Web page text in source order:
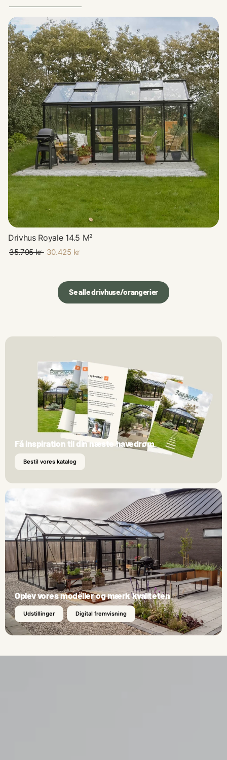
Drivhus Royale 14.5 M²
35.795 kr 30.425 kr
Se alle drivhuse/orangerier
Få inspiration til din næste havedrøm
Bestil vores katalog
Oplev vores modeller og mærk kvaliteten
Udstillinger Digital fremvisning